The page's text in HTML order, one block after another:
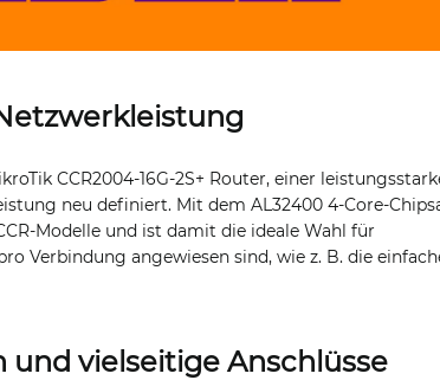
CCR2004-16G-2S+ Router, einer
neu definiert. Mit dem AL32400 4-Core-
Modelle und ist damit die ideale Wahl für
Verbindung angewiesen sind, wie z. B. die
vielseitige Anschlüsse